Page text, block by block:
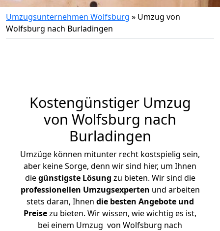
Umzugsunternehmen Wolfsburg » Umzug von
Wolfsburg nach Burladingen
Kostengünstiger Umzug
von Wolfsburg nach
Burladingen
Umzüge können mitunter recht kostspielig sein,
aber keine Sorge, denn wir sind hier, um Ihnen
diegünstigste Lösung zu bieten. Wir sind die
professionellen Umzugsexperten und arbeiten
stets daran, Ihnen die besten Angebote und
Preisezu bieten. Wir wissen, wie wichtig es ist,
bei einem Umzug von Wolfsburg nach